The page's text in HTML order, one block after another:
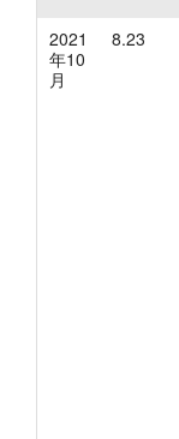
2021
年10
月
8.23